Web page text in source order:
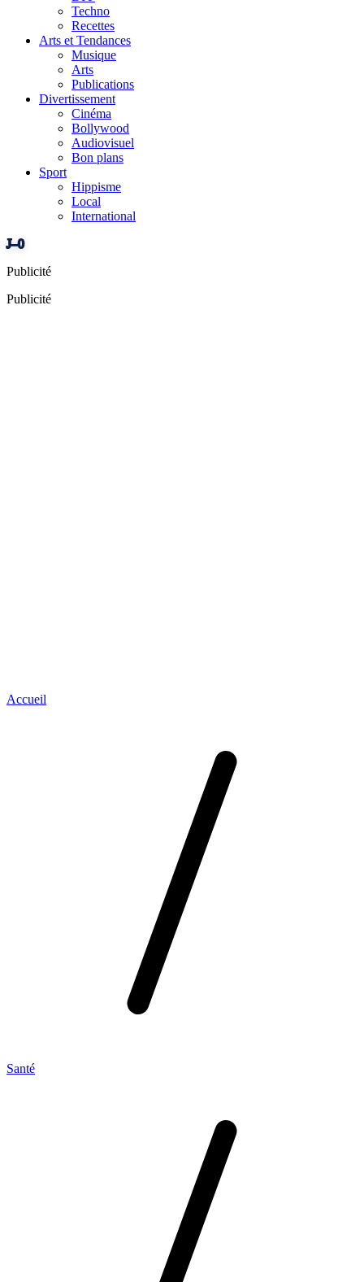
Techno
Recettes
Arts et Tendances
Musique
Arts
Publications
Divertissement
Cinéma
Bollywood
Audiovisuel
Bon plans
Sport
Hippisme
Local
International
J–0
Publicité
Publicité
Accueil
Santé